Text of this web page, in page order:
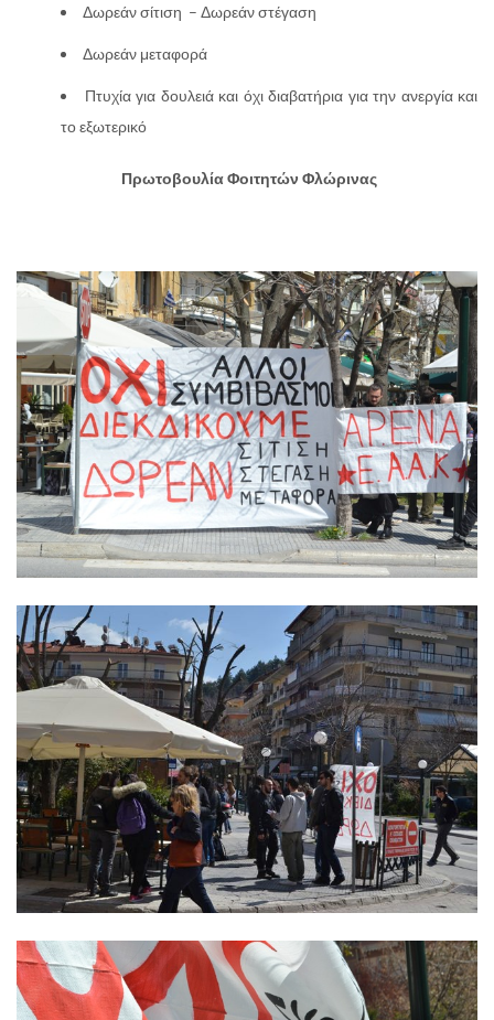
Δωρεάν σίτιση – Δωρεάν στέγαση
Δωρεάν μεταφορά
Πτυχία για δουλειά και όχι διαβατήρια για την ανεργία και
το εξωτερικό
Πρωτοβουλία Φοιτητών Φλώρινας